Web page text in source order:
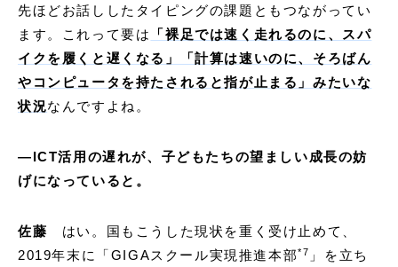
先ほどお話ししたタイピングの課題ともつながってい
ます。これって要は
「裸足では速く走れるのに、スパ
イクを履くと遅くなる」「計算は速いのに、そろばん
やコンピュータを持たされると指が止まる」みたいな
状況なんですよね。
―ICT活用の遅れが、子どもたちの望ましい成長の妨
げになっていると。
佐藤
はい。国もこうした現状を重く受け止めて、
2019年末に「GIGAスクール実現推進本部*7 」を立ち